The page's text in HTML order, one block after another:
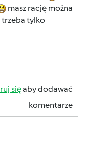
masz rację można
trzeba tylko
sięaby dodawać
komentarze